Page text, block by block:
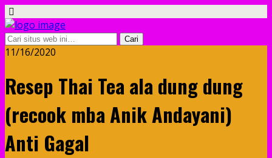
11/16/2020
Resep Thai Tea ala dung dung
(recook mba Anik Andayani)
Anti Gagal